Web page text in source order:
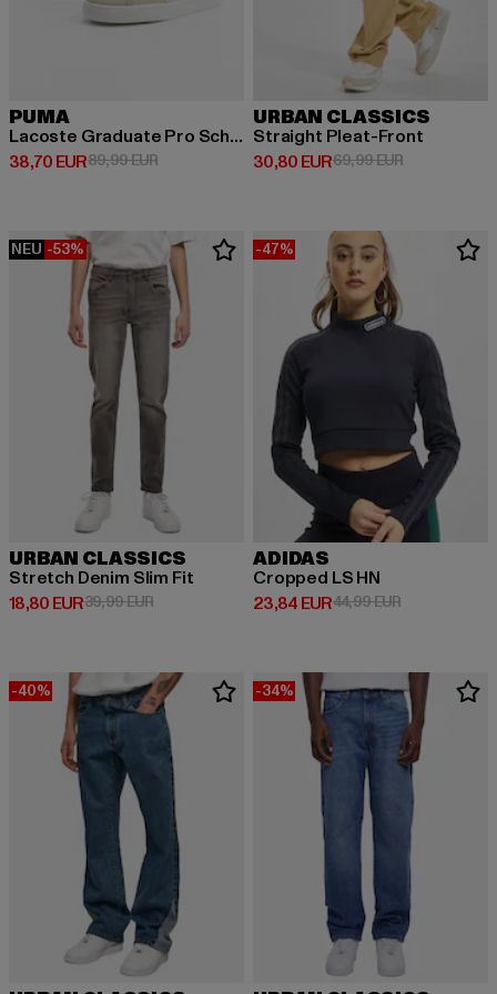
PUMA
Lacoste Graduate Pro Schuhe
38,70 EUR
Derzeitiger Preis: 38,70 EUR
89,99 EURAktionspreis: 89,99 EUR
URBAN CLASSICS
Straight Pleat-Front
30,80 EUR
Derzeitiger Preis: 30,80 EUR
69,99 EURAktionspreis:
NEU -53%
URBAN CLASSICS
Stretch Denim Slim Fit
18,80 EUR
Derzeitiger Preis: 18,80 EUR
39,99 EURAktionspreis: 39,99 EUR
-47%
ADIDAS
Cropped LS HN
23,84 EUR
Derzeitiger Preis: 23,84 EUR
44,99 EURAktionspreis:
-40% -34%